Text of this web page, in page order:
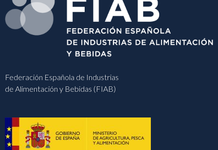
Federación Española de Industrias
de Alimentación y Bebidas (FIAB)